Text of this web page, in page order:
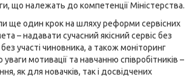
що належать до компетенції Міністерства.
ще один крок на шляху реформи сервісних
– надавати сучасний якісний сервіс без
участі чиновника, а також моніторинг
мотивації та навчанню співробітників –
як для новачків, так і досвідчених